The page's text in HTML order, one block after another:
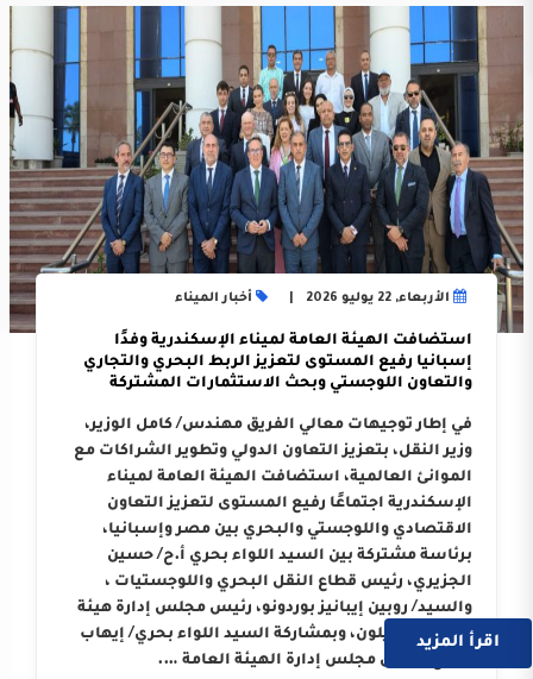
الأربعاء, 22 يوليو 2026 أخبار الميناء
استضافت الهيئة العامة لميناء الإسكندرية وفدًا
إسبانيا رفيع المستوى لتعزيز الربط البحري والتجاري
والتعاون اللوجستي وبحث الاستثمارات المشتركة
في إطار توجيهات معالي الفريق مهندس/ كامل الوزير،
وزير النقل، بتعزيز التعاون الدولي وتطوير الشراكات مع
الموانئ العالمية، استضافت الهيئة العامة لميناء
الإسكندرية اجتماعًا رفيع المستوى لتعزيز التعاون
الاقتصادي واللوجستي والبحري بين مصر وإسبانيا،
برئاسة مشتركة بين السيد اللواء بحري أ.ح/ حسين
الجزيري، رئيس قطاع النقل البحري واللوجستيات ،
والسيد/ روبين إيبانيز بوردونو، رئيس مجلس إدارة هيئة
ميناء كاستيلون، وبمشاركة السيد اللواء بحري/ إيهاب
صلاح، رئيس مجلس إدارة الهيئة العامة ….
اقرأ المزيد